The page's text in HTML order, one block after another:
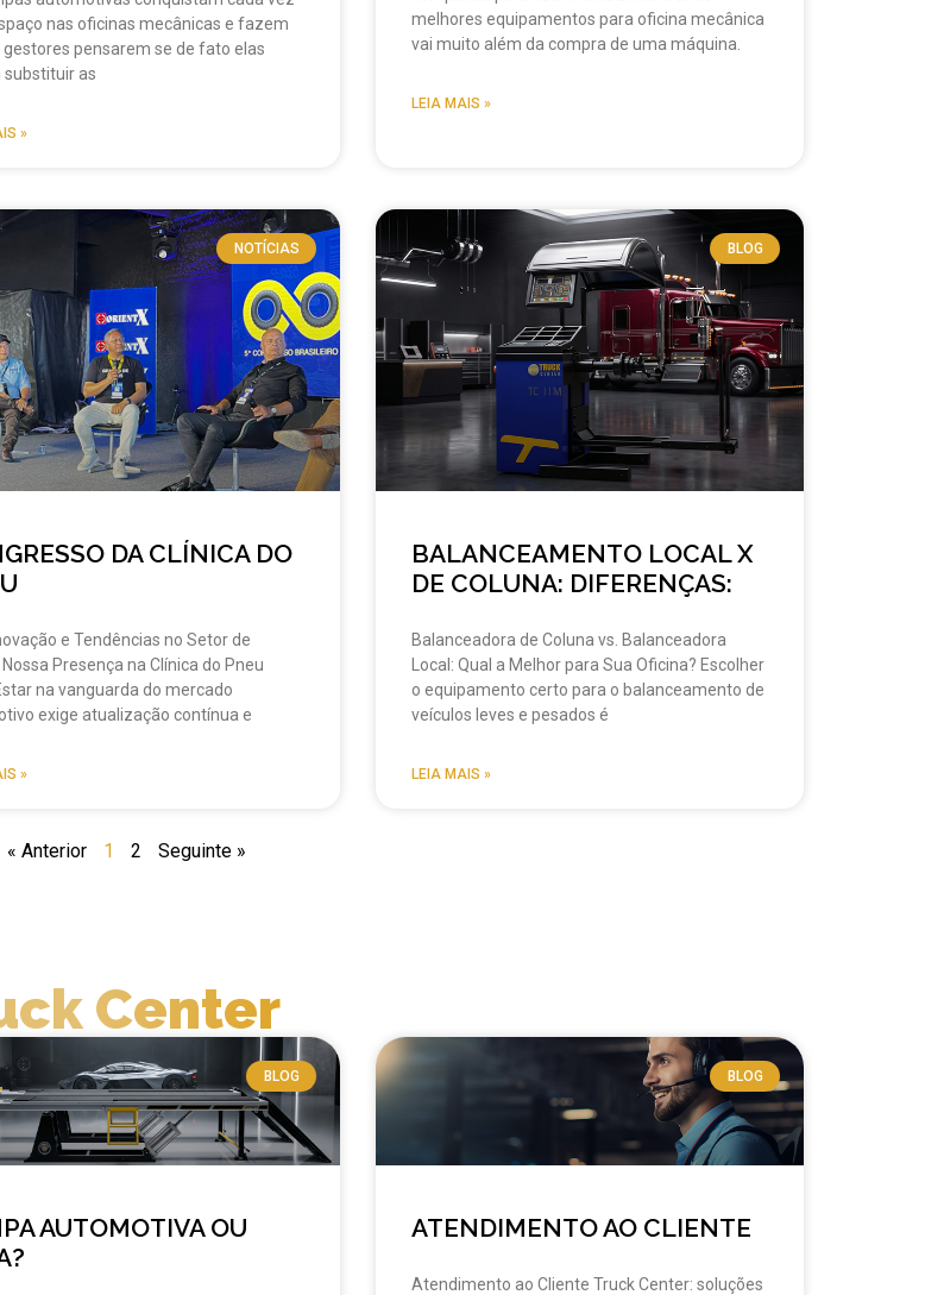
nas oficinas mecânicas e fazem
pensarem se de fato elas
substituir as
»
melhores equipamentos para oficina mecânica
vai muito além da compra de uma máquina.
LEIA MAIS »
NOTÍCIAS
DA CLÍNICA DO
e Tendências no Setor de
Nossa Presença na Clínica do Pneu
na vanguarda do mercado
exige atualização contínua e
»
BLOG
BALANCEAMENTO LOCAL X
DE COLUNA: DIFERENÇAS:
Balanceadora de Coluna vs. Balanceadora
Local: Qual a Melhor para Sua Oficina? Escolher
o equipamento certo para o balanceamento de
veículos leves e pesados é
LEIA MAIS »
« Anterior 1 2 Seguinte »
Center
BLOG
AUTOMOTIVA OU
BLOG
ATENDIMENTO AO CLIENTE
Atendimento ao Cliente Truck Center: soluções